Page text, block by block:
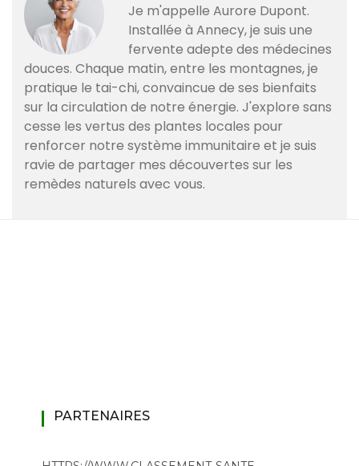
Je m'appelle Aurore Dupont.
Installée à Annecy, je suis une
fervente adepte des médecines
douces. Chaque matin, entre les montagnes, je
pratique le tai-chi, convaincue de ses bienfaits
sur la circulation de notre énergie. J'explore sans
cesse les vertus des plantes locales pour
renforcer notre système immunitaire et je suis
ravie de partager mes découvertes sur les
remèdes naturels avec vous.
PARTENAIRES